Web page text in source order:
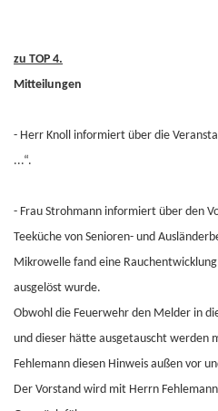
zu TOP 4.
Mitteilungen
- Herr Knoll informiert über die
...“.
- Frau Strohmann informiert über den
Teeküche von Senioren- und
Mikrowelle fand eine
ausgelöst wurde.
Obwohl die Feuerwehr den Melder in
und dieser hätte ausgetauscht werden
Fehlemann diesen Hinweis außen vor
Der Vorstand wird mit Herrn